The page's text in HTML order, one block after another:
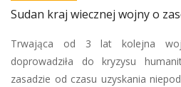
Sudan kraj wiecznej wojny o
Trwająca od 3 lat kolejna
doprowadziła do kryzysu
zasadzie od czasu uzyskania